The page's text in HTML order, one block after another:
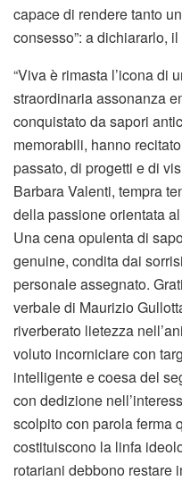
capace di rendere tanto
consesso”: a dichiararlo,
“Viva è rimasta l’icona di
straordinaria assonanza
conquistato da sapori
memorabili, hanno
passato, di progetti e di
Barbara Valenti, tempra
della passione orientata
Una cena opulenta di
genuine, condita dai
personale assegnato.
verbale di Maurizio
riverberato lietezza
voluto incorniciare con
intelligente e coesa del
con dedizione
scolpito con parola ferma
costituiscono la linfa
rotariani debbono restare